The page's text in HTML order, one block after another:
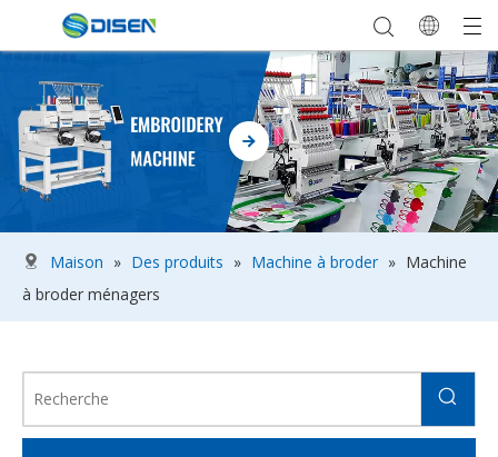
Maison » Des produits » Machine à broder » Machine
à broder ménagers